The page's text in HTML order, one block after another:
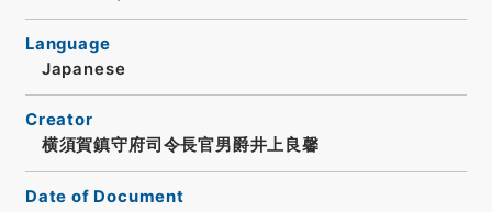
Language
Japanese
Creator
横須賀鎮守府司令長官男爵井上良馨
Date of Document